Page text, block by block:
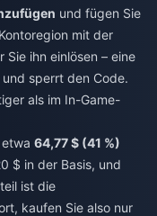
und fügen Sie
mit der
ihn einlösen – eine
sperrt den Code.
als im In-Game-
64,77 $ (41 %)
$ in der Basis, und
ist die
kaufen Sie also nur